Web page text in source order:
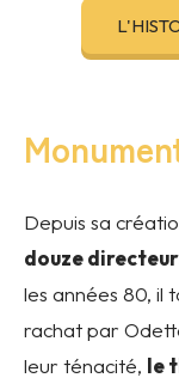
Depuis sa
douze
les années 80, il
rachat par
leur ténacité, le